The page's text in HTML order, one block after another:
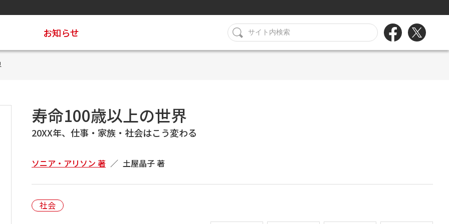
お知らせ
寿命100歳以上の世界
20XX年、仕事・家族・社会はこう変わる
ソニア・アリソン 著 土屋晶子 著
社会